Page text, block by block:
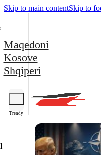
Skip to main contentSkip to
Maqedoni
Kosove
Shqiperi
Trendy